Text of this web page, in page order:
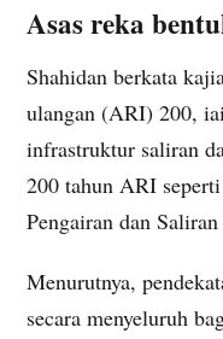
Asas reka
Shahidan berkata
ulangan (ARI) 200,
infrastruktur saliran
200 tahun ARI
Pengairan dan Saliran
Menurutnya,
secara menyeluruh